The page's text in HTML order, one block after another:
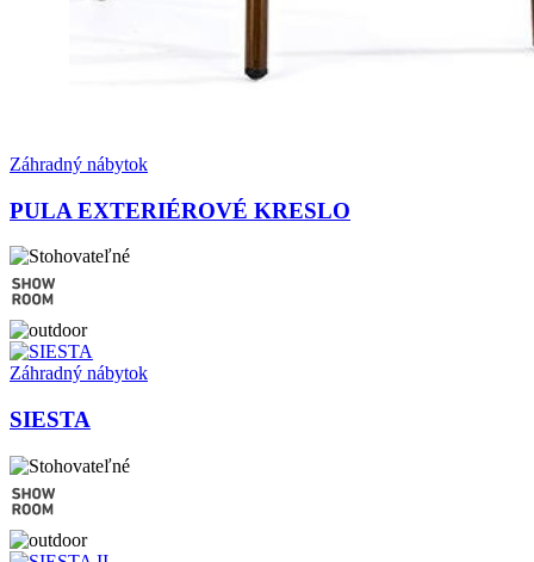
Záhradný nábytok
PULA EXTERIÉROVÉ KRESLO
Záhradný nábytok
SIESTA